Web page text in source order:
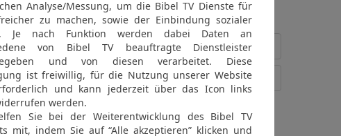
Bewertung der Bibelthek
FEEDBACK SENDEN